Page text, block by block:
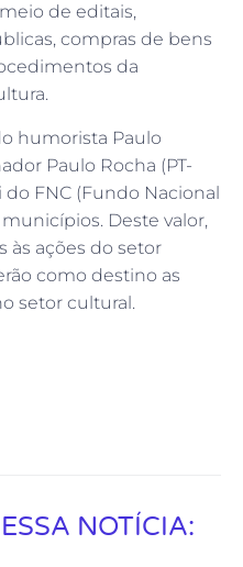
de editais,
compras de bens
da
humorista Paulo
Paulo Rocha (PT-
do FNC (Fundo Nacional
Deste valor,
às ações do setor
como destino as
setor cultural.
NOTÍCIA: